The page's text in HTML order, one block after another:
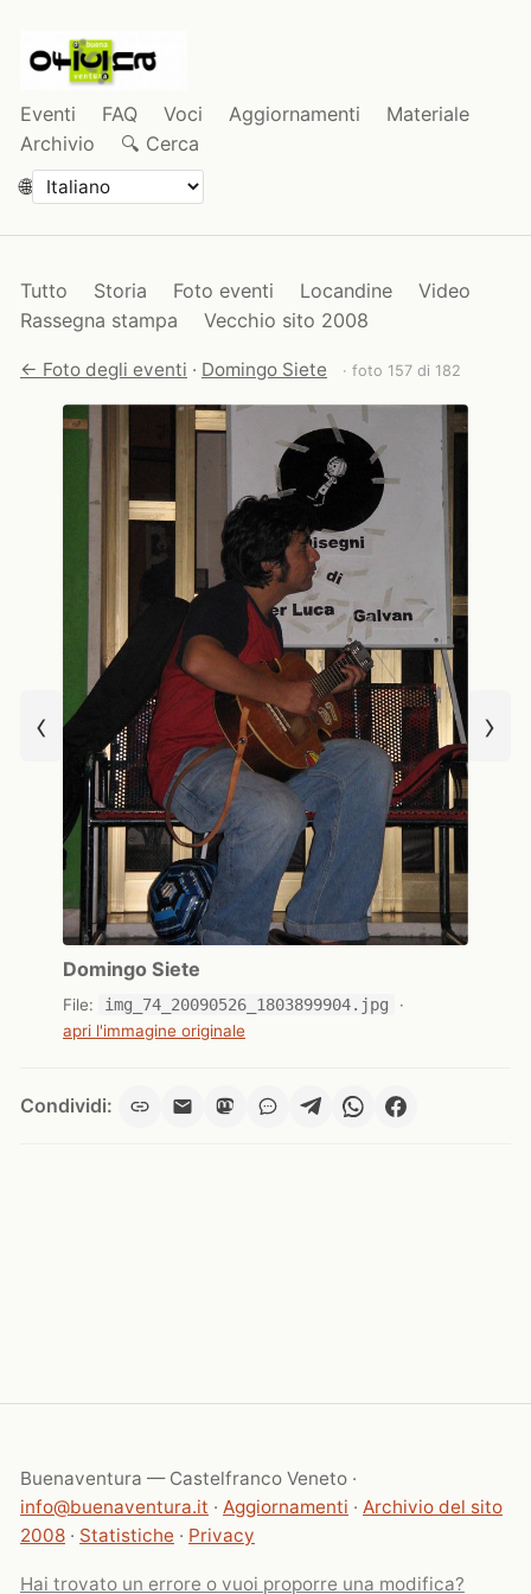
Eventi FAQ Voci Aggiornamenti
Materiale
Archivio
🔍 Cerca
🌐
Tutto Storia Foto eventi Locandine
Video
Rassegna stampa
Vecchio sito 2008
← Foto degli eventi · Domingo Siete · foto 157 di 182
‹
Domingo Siete
File: img_74_20090526_1803899904.jpg
·
apri l'immagine originale
›
Condividi:
Buenaventura — Castelfranco Veneto ·
info@buenaventura.it · Aggiornamenti · Archivio del sito
2008 · Statistiche · Privacy
Hai trovato un errore o vuoi proporre una modifica?